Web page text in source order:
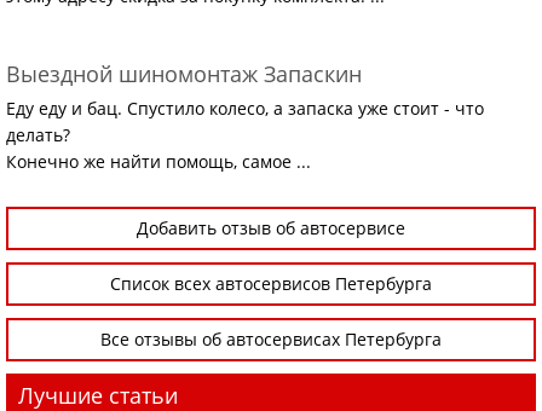
Выездной шиномонтаж Запаскин
Еду еду и бац. Спустило колесо, а запаска уже стоит - что
делать?
Конечно же найти помощь, самое ...
Добавить отзыв об автосервисе
Список всех автосервисов Петербурга
Все отзывы об автосервисах Петербурга
Лучшие статьи